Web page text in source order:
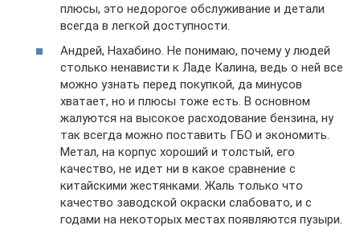
плюсы, это недорогое обслуживание и детали
всегда в легкой доступности.
Андрей, Нахабино. Не понимаю, почему у людей
столько ненависти к Ладе Калина, ведь о ней все
можно узнать перед покупкой, да минусов
хватает, но и плюсы тоже есть. В основном
жалуются на высокое расходование бензина, ну
так всегда можно поставить ГБО и экономить.
Метал, на корпус хороший и толстый, его
качество, не идет ни в какое сравнение с
китайскими жестянками. Жаль только что
качество заводской окраски слабовато, и с
годами на некоторых местах появляются пузыри.